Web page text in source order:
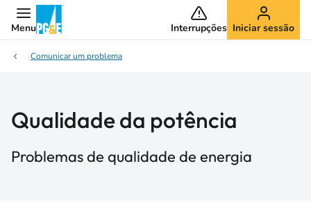
Menu Interrupções Iniciar sessão
Comunicar um problema
Qualidade da potência
Problemas de qualidade de energia